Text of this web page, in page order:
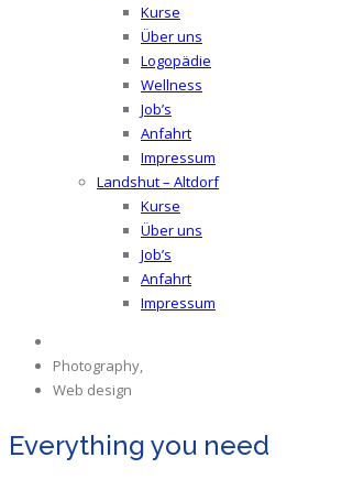
Kurse
Über uns
Logopädie
Wellness
Job’s
Anfahrt
Impressum
Landshut – Altdorf
Kurse
Über uns
Job’s
Anfahrt
Impressum
Photography,
Web design
Everything you need